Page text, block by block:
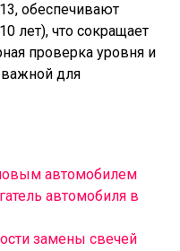
обеспечивают
лет), что сокращает
проверка уровня и
важной для
автомобилем
автомобиля в
замены свечей